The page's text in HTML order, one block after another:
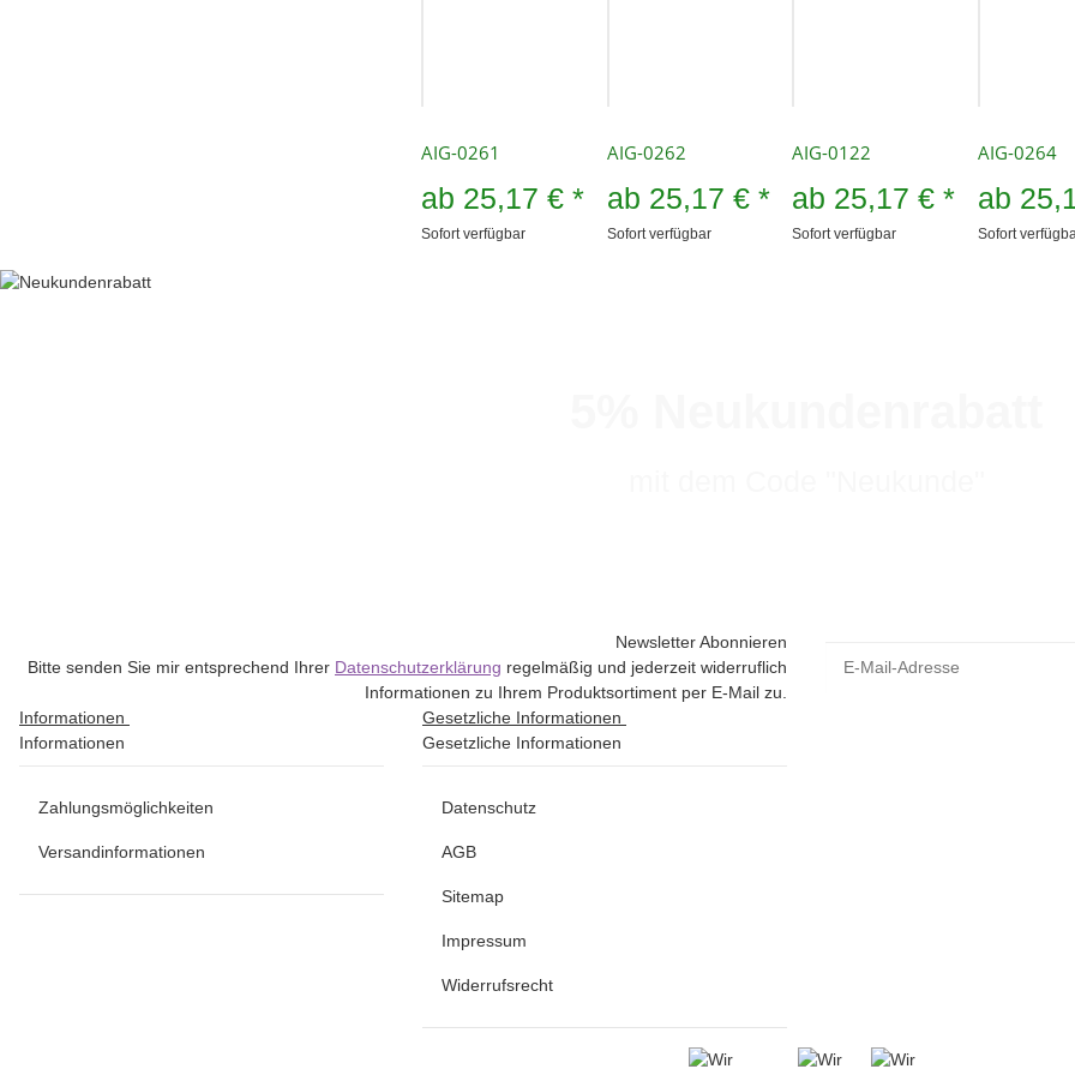
AIG-0261
ab 25,17 € *
Sofort verfügbar
AIG-0262
ab 25,17 € *
Sofort verfügbar
AIG-0122
ab 25,17 €*
Sofort verfügbar
AIG-0264
ab
Sofort
Newsletter Abonnieren
Bitte senden Sie mir entsprechend Ihrer Datenschutzerklärung regelmäßig und jederzeit widerruflich
Informationen zu Ihrem Produktsortiment per E-Mail zu.
Informationen
Informationen
Zahlungsmöglichkeiten
Versandinformationen
Gesetzliche Informationen
Gesetzliche Informationen
Datenschutz
AGB
Sitemap
Impressum
Widerrufsrecht